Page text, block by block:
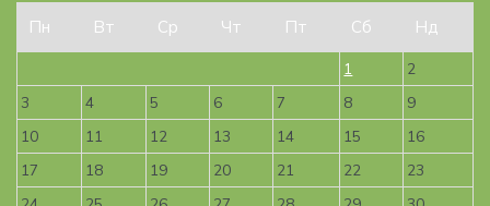
Пн
Вт Ср Чт Пт Сб Нд
1
2
3
4 5 6 7 8
9
10
11 12 13 14 15
16
17
18 19 20 21 22
23